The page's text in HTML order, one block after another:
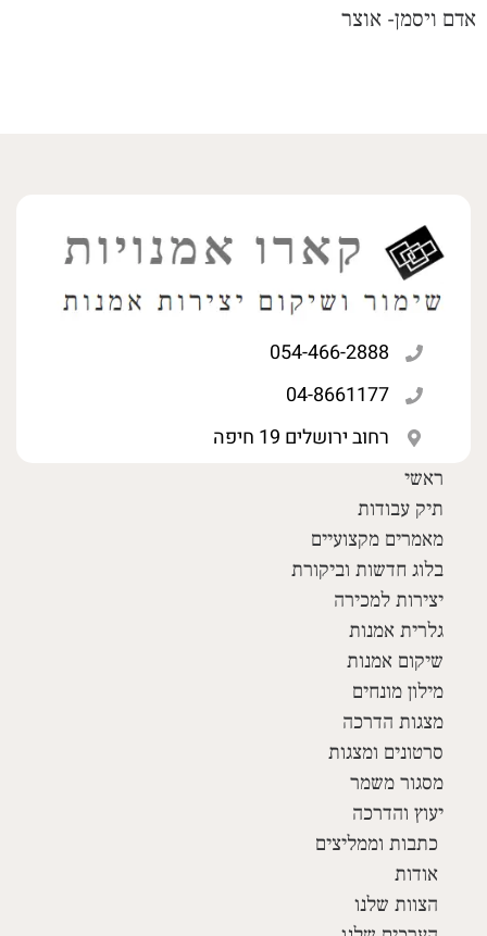
אדם ויסמן- אוצר
054-466-2888
04-8661177
רחוב ירושלים 19 חיפה
ראשי
תיק עבודות
מאמרים מקצועיים
בלוג חדשות וביקורת
יצירות למכירה
גלרית אמנות
שיקום אמנות
מילון מונחים
מצגות הדרכה
סרטונים ומצגות
מסגור משמר
יעוץ והדרכה
כתבות וממליצים
אודות
הצוות שלנו